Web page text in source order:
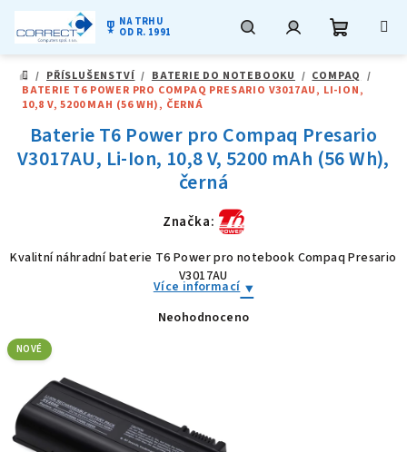
obsah
military_tech NA TRHU
OD R. 1991
DOMŮ
/ PŘÍSLUŠENSTVÍ / BATERIE DO NOTEBOOKU / COMPAQ /
BATERIE T6 POWER PRO COMPAQ PRESARIO V3017AU, LI-ION,
10,8 V, 5200 MAH (56 WH), ČERNÁ
Baterie T6 Power pro Compaq Presario
V3017AU, Li-Ion, 10,8 V, 5200 mAh (56 Wh),
černá
Značka:
Kvalitní náhradní baterie T6 Power pro notebook Compaq Presario
V3017AU
Více informací
Průměrné
Neohodnoceno
NOVÉ